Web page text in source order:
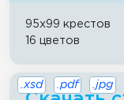
95x99 крестов
16 цветов
.xsd .pdf .jpg